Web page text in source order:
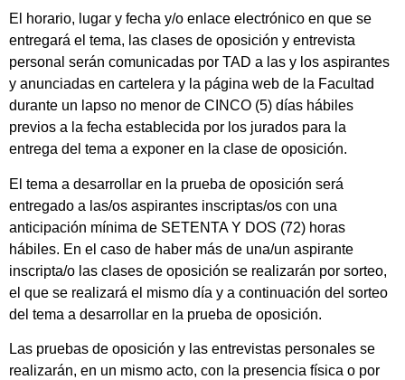
El horario, lugar y fecha y/o enlace electrónico en que se
entregará el tema, las clases de oposición y entrevista
personal serán comunicadas por TAD a las y los aspirantes
y anunciadas en cartelera y la página web de la Facultad
durante un lapso no menor de CINCO (5) días hábiles
previos a la fecha establecida por los jurados para la
entrega del tema a exponer en la clase de oposición.
El tema a desarrollar en la prueba de oposición será
entregado a las/os aspirantes inscriptas/os con una
anticipación mínima de SETENTA Y DOS (72) horas
hábiles. En el caso de haber más de una/un aspirante
inscripta/o las clases de oposición se realizarán por sorteo,
el que se realizará el mismo día y a continuación del sorteo
del tema a desarrollar en la prueba de oposición.
Las pruebas de oposición y las entrevistas personales se
realizarán, en un mismo acto, con la presencia física o por